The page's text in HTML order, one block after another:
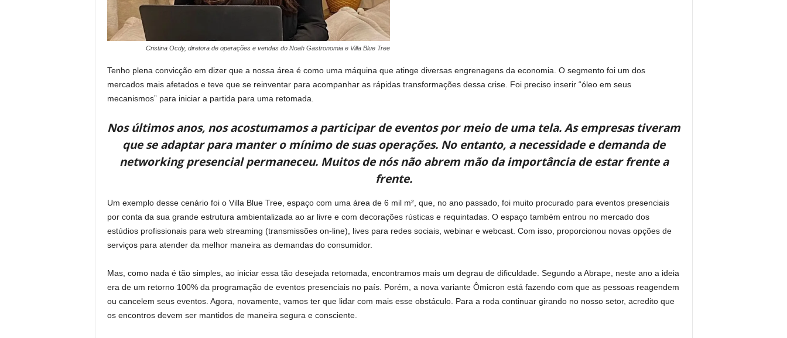
Cristina Ocdy, diretora de operações e vendas do Noah Gastronomia e Villa Blue Tree
Tenho plena convicção em dizer que a nossa área é como uma máquina que atinge diversas engrenagens da economia. O segmento foi um dos
mercados mais afetados e teve que se reinventar para acompanhar as rápidas transformações dessa crise. Foi preciso inserir “óleo em seus
mecanismos” para iniciar a partida para uma retomada.
Nos últimos anos, nos acostumamos a participar de eventos por meio de uma tela. As empresas tiveram
que se adaptar para manter o mínimo de suas operações. No entanto, a necessidade e demanda de
networking presencial permaneceu. Muitos de nós não abrem mão da importância de estar frente a
frente.
Um exemplo desse cenário foi o Villa Blue Tree, espaço com uma área de 6 mil m², que, no ano passado, foi muito procurado para eventos presenciais
por conta da sua grande estrutura ambientalizada ao ar livre e com decorações rústicas e requintadas. O espaço também entrou no mercado dos
estúdios profissionais para web streaming (transmissões on-line), lives para redes sociais, webinar e webcast. Com isso, proporcionou novas opções de
serviços para atender da melhor maneira as demandas do consumidor.
Mas, como nada é tão simples, ao iniciar essa tão desejada retomada, encontramos mais um degrau de dificuldade. Segundo a Abrape, neste ano a ideia
era de um retorno 100% da programação de eventos presenciais no país. Porém, a nova variante Ômicron está fazendo com que as pessoas reagendem
ou cancelem seus eventos. Agora, novamente, vamos ter que lidar com mais esse obstáculo. Para a roda continuar girando no nosso setor, acredito que
os encontros devem ser mantidos de maneira segura e consciente.